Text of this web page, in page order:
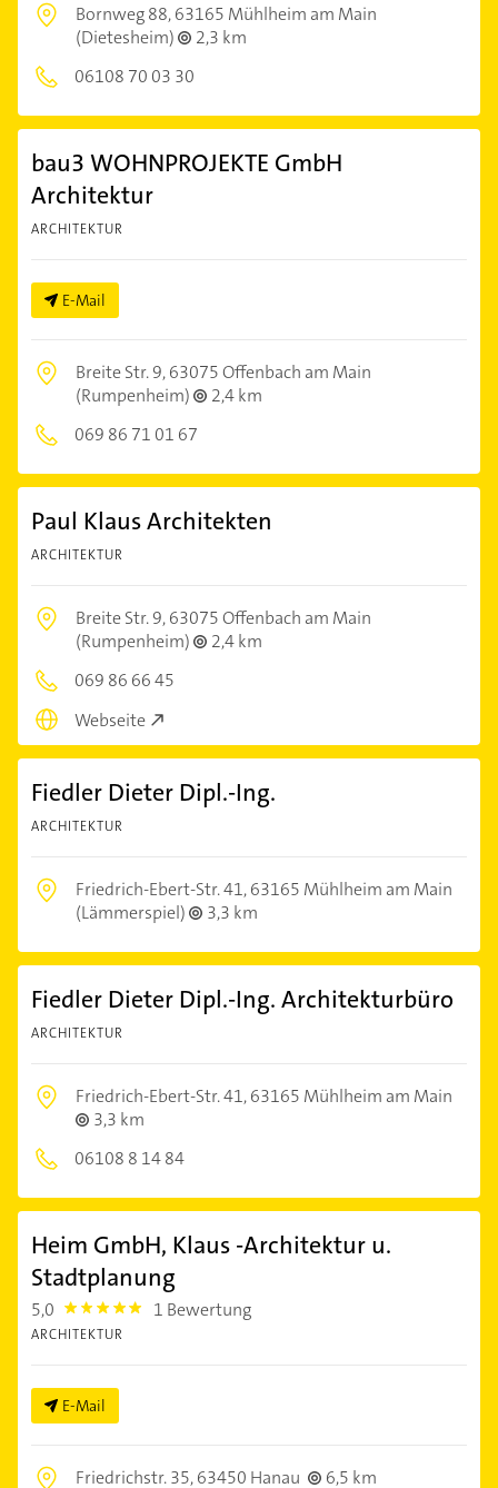
Bornweg 88,63165 Mühlheim am Main
(Dietesheim)
2,3 km
06108 70 03 30
bau3 WOHNPROJEKTE GmbH
Architektur
ARCHITEKTUR
E-Mail
Breite Str. 9,63075 Offenbach am Main
(Rumpenheim)
2,4 km
069 86 71 01 67
Paul Klaus Architekten
ARCHITEKTUR
Breite Str. 9,63075 Offenbach am Main
(Rumpenheim)
2,4 km
069 86 66 45
Webseite
Fiedler Dieter Dipl.-Ing.
ARCHITEKTUR
Friedrich-Ebert-Str. 41,63165 Mühlheim am Main
(Lämmerspiel)
3,3 km
Fiedler Dieter Dipl.-Ing. Architekturbüro
ARCHITEKTUR
Friedrich-Ebert-Str. 41,63165 Mühlheim am Main
3,3 km
06108 8 14 84
Heim GmbH, Klaus -Architektur u.
Stadtplanung
5,0 5.0 1 Bewertung
ARCHITEKTUR
E-Mail
Friedrichstr. 35,63450 Hanau 6,5 km